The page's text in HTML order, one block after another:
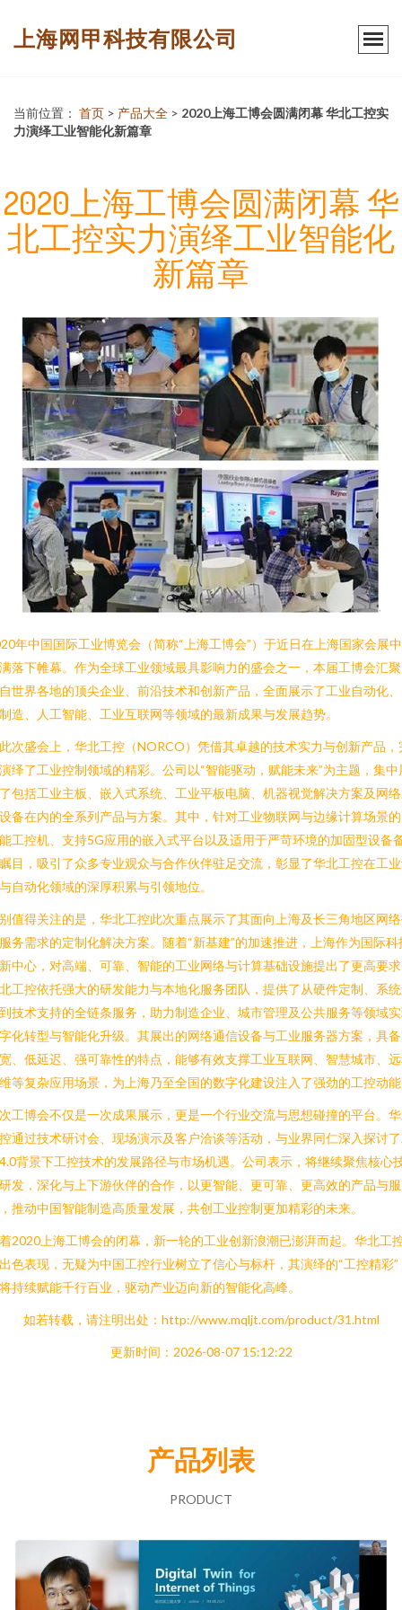
上海网甲科技有限公司
当前位置： 首页 > 产品大全 > 2020上海工博会圆满闭幕 华北工控实
力演绎工业智能化新篇章
2020上海工博会圆满闭幕 华
北工控实力演绎工业智能化
新篇章
年中国国际工业博览会（简称“上海工博会”）于近日在上海国家会展
落下帷幕。作为全球工业领域最具影响力的盛会之一，本届工博会汇
世界各地的顶尖企业、前沿技术和创新产品，全面展示了工业自动化
造、人工智能、工业互联网等领域的最新成果与发展趋势。
次盛会上，华北工控（NORCO）凭借其卓越的技术实力与创新产品，
绎了工业控制领域的精彩。公司以“智能驱动，赋能未来”为主题，集中
包括工业主板、嵌入式系统、工业平板电脑、机器视觉解决方案及网
备在内的全系列产品与方案。其中，针对工业物联网与边缘计算场景
工控机、支持5G应用的嵌入式平台以及适用于严苛环境的加固型设备
目，吸引了众多专业观众与合作伙伴驻足交流，彰显了华北工控在工
自动化领域的深厚积累与引领地位。
值得关注的是，华北工控此次重点展示了其面向上海及长三角地区网
务需求的定制化解决方案。随着“新基建”的加速推进，上海作为国际科
中心，对高端、可靠、智能的工业网络与计算基础设施提出了更高要
工控依托强大的研发能力与本地化服务团队，提供了从硬件定制、系
技术支持的全链条服务，助力制造企业、城市管理及公共服务等领域
化转型与智能化升级。其展出的网络通信设备与工业服务器方案，具
、低延迟、强可靠性的特点，能够有效支撑工业互联网、智慧城市、
等复杂应用场景，为上海乃至全国的数字化建设注入了强劲的工控动
工博会不仅是一次成果展示，更是一个行业交流与思想碰撞的平台。
通过技术研讨会、现场演示及客户洽谈等活动，与业界同仁深入探讨
背景下工控技术的发展路径与市场机遇。公司表示，将继续聚焦核心
发，深化与上下游伙伴的合作，以更智能、更可靠、更高效的产品与服
推动中国智能制造高质量发展，共创工业控制更加精彩的未来。
2020上海工博会的闭幕，新一轮的工业创新浪潮已澎湃而起。华北工
色表现，无疑为中国工控行业树立了信心与标杆，其演绎的“工控精彩”
持续赋能千行百业，驱动产业迈向新的智能化高峰。
如若转载，请注明出处：http://www.mqljt.com/product/31.html
更新时间：2026-08-07 15:12:22
产品列表
PRODUCT